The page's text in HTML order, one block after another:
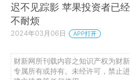
迟不见踪影 苹果投资者已经
不耐烦
2024年03月06日 APP打开
财新网所刊载内容之知识产权为财
专属所有或持有。未经许可，禁止